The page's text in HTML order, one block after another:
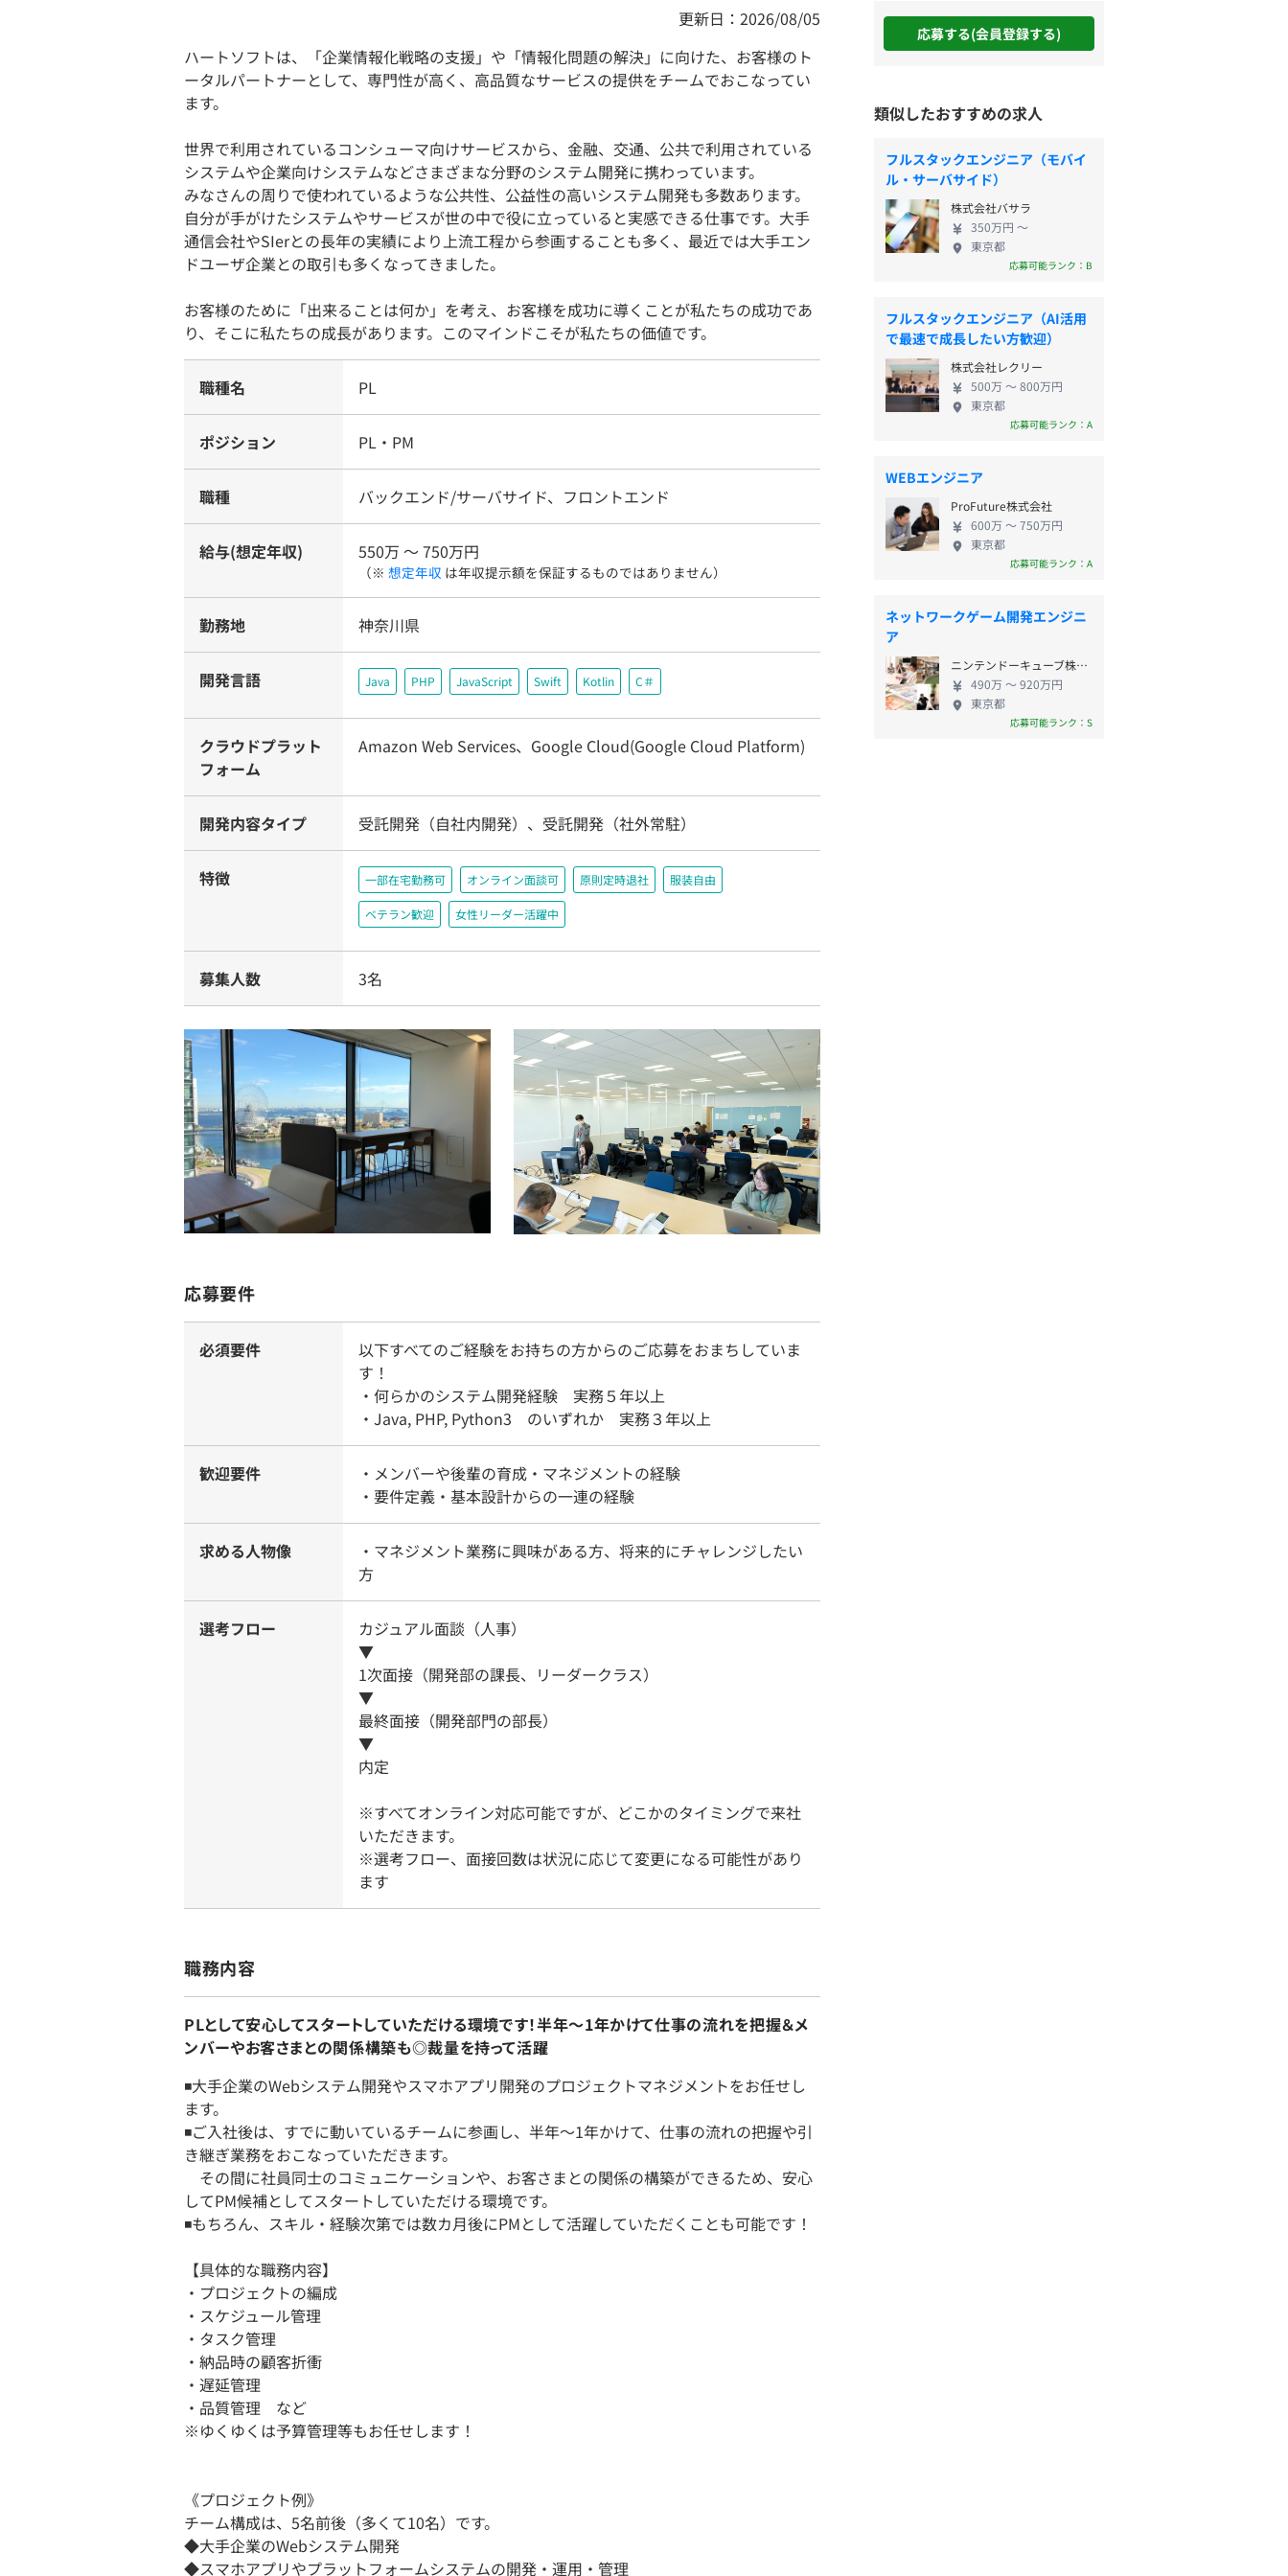
更新日：2026/08/05
ハートソフトは、「企業情報化戦略の支援」や「情報化問題の解決」に向けた、お客様のト
ータルパートナーとして、専門性が高く、高品質なサービスの提供をチームでおこなってい
ます。
世界で利用されているコンシューマ向けサービスから、金融、交通、公共で利用されている
システムや企業向けシステムなどさまざまな分野のシステム開発に携わっています。
みなさんの周りで使われているような公共性、公益性の高いシステム開発も多数あります。
自分が手がけたシステムやサービスが世の中で役に立っていると実感できる仕事です。大手
通信会社やSIerとの長年の実績により上流工程から参画することも多く、最近では大手エン
ドユーザ企業との取引も多くなってきました。
お客様のために「出来ることは何か」を考え、お客様を成功に導くことが私たちの成功であ
り、そこに私たちの成長があります。このマインドこそが私たちの価値です。
職種名 PL
ポジション PL・PM
職種 バックエンド/サーバサイド、フロントエンド
給与(想定年収) 550万 〜 750万円
（※ 想定年収 は年収提示額を保証するものではありません）
勤務地 神奈川県
開発言語 Java PHP JavaScript Swift Kotlin C＃
クラウドプラット
フォーム
Amazon Web Services、Google Cloud(Google Cloud Platform)
開発内容タイプ 受託開発（自社内開発）、受託開発（社外常駐）
特徴 一部在宅勤務可 オンライン面談可 原則定時退社 服装自由
ベテラン歓迎 女性リーダー活躍中
募集人数 3名
応募要件
必須要件
以下すべてのご経験をお持ちの方からのご応募をおまちしていま
す！
・何らかのシステム開発経験 実務５年以上
・Java, PHP, Python3 のいずれか 実務３年以上
歓迎要件
・メンバーや後輩の育成・マネジメントの経験
・要件定義・基本設計からの一連の経験
求める人物像
・マネジメント業務に興味がある方、将来的にチャレンジしたい
方
選考フロー
カジュアル面談（人事）
▼
1次面接（開発部の課長、リーダークラス）
▼
最終面接（開発部門の部長）
▼
内定
※すべてオンライン対応可能ですが、どこかのタイミングで来社
いただきます。
※選考フロー、面接回数は状況に応じて変更になる可能性があり
ます
職務内容
PLとして安心してスタートしていただける環境です！半年〜1年かけて仕事の流れを把握＆メ
ンバーやお客さまとの関係構築も◎裁量を持って活躍
◾️大手企業のWebシステム開発やスマホアプリ開発のプロジェクトマネジメントをお任せし
ます。
◾️ご入社後は、すでに動いているチームに参画し、半年～1年かけて、仕事の流れの把握や引
き継ぎ業務をおこなっていただきます。
その間に社員同士のコミュニケーションや、お客さまとの関係の構築ができるため、安心
してPM候補としてスタートしていただける環境です。
◾️もちろん、スキル・経験次第では数カ月後にPMとして活躍していただくことも可能です！
【具体的な職務内容】
・プロジェクトの編成
・スケジュール管理
・タスク管理
・納品時の顧客折衝
・遅延管理
・品質管理 など
※ゆくゆくは予算管理等もお任せします！
《プロジェクト例》
チーム構成は、5名前後（多くて10名）です。
◆大手企業のWebシステム開発
◆スマホアプリやプラットフォームシステムの開発・運用・管理
応募する(会員登録する)
類似したおすすめの求人
フルスタックエンジニア（モバイ
ル・サーバサイド）
株式会社バサラ
350万円 〜
東京都
応募可能ランク：B
フルスタックエンジニア（AI活用
で最速で成長したい方歓迎）
株式会社レクリー
500万 〜 800万円
東京都
応募可能ランク：A
WEBエンジニア
ProFuture株式会社
600万 〜 750万円
東京都
応募可能ランク：A
ネットワークゲーム開発エンジニ
ア
ニンテンドーキューブ株式会社
490万 〜 920万円
東京都
応募可能ランク：S